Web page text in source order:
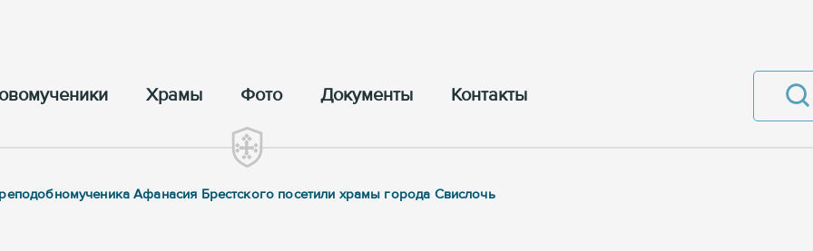
Храмы Фото Документы Контакты
Афанасия Брестского посетили храмы города Свислочь